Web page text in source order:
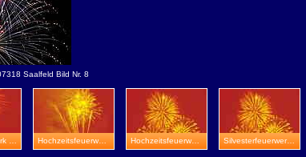
Saalfeld Bild Nr. 8
Barockfeuerwerk in Jena Hochzeitsfeuerwerk in Zeitz Hochzeitsfeuerwerk in Schloss Weitersroda Silvesterfeuerwerk in Bad Frankenhausen